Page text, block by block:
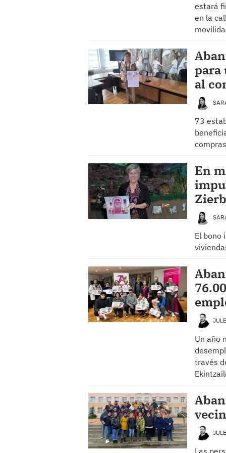
estará
en la
para
al
73
compras
En
El bono
Un año
través
Las